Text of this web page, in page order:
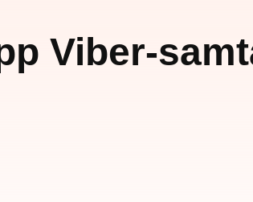
Viber-